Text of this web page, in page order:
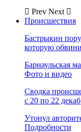
Prev Next
Происшествия
Бастрыкин
которую
Барнаульская
Фото и видео
Сводка
с 20 по 22
Утонул
Подробности